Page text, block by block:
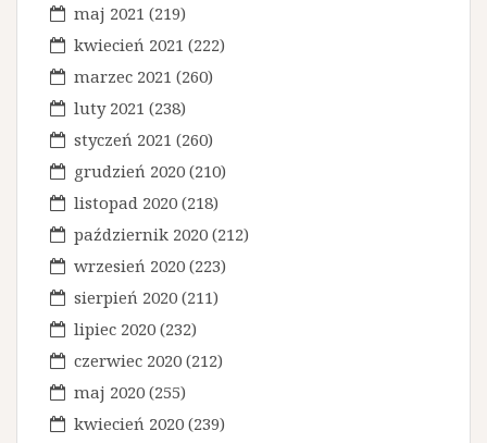
maj 2021 (219)
kwiecień 2021 (222)
marzec 2021 (260)
luty 2021 (238)
styczeń 2021 (260)
grudzień 2020 (210)
listopad 2020 (218)
październik 2020 (212)
wrzesień 2020 (223)
sierpień 2020 (211)
lipiec 2020 (232)
czerwiec 2020 (212)
maj 2020 (255)
kwiecień 2020 (239)